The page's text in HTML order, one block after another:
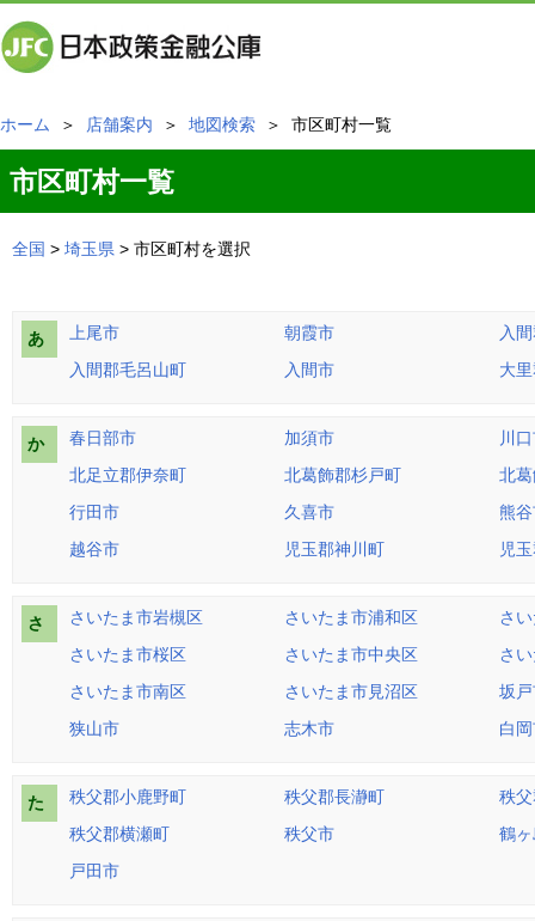
ホーム ＞ 店舗案内 ＞ 地図検索 ＞ 市区町村一覧
市区町村一覧
全国 > 埼玉県 > 市区町村を選択
あ 上尾市 朝霞市
入
入間郡毛呂山町
入間市 大
か 春日部市 加須市
川
北足立郡伊奈町
北葛飾郡杉戸町
北
行田市
久喜市
熊
越谷市
児玉郡神川町 児
さ さいたま市岩槻区 さいたま市浦和区
さ
さいたま市桜区
さいたま市中央区
さ
さいたま市南区
さいたま市見沼区
坂
狭山市
志木市 白
た 秩父郡小鹿野町 秩父郡長瀞町
秩
秩父郡横瀬町
秩父市
鶴
戸田市